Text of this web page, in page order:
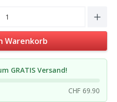
Enter the desired
Warenkorb
GRATIS Versand!
CHF 69.90